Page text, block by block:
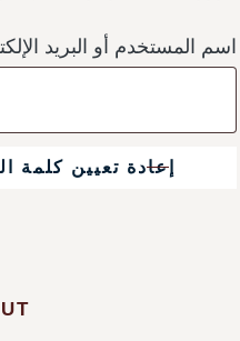
المستخدم أو البريد
إعادة تعيين كلمة